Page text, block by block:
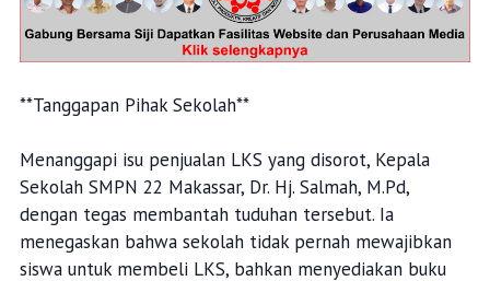
**Tanggapan Pihak Sekolah**
Menanggapi isu penjualan LKS yang disorot, Kepala
Sekolah SMPN 22 Makassar, Dr. Hj. Salmah, M.Pd,
dengan tegas membantah tuduhan tersebut. Ia
menegaskan bahwa sekolah tidak pernah mewajibkan
siswa untuk membeli LKS, bahkan menyediakan buku